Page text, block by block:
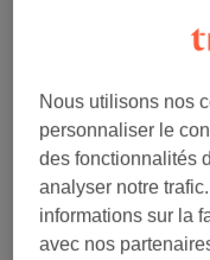
Recherchez dans
Manucure (2)
Pose De Faux Ongles
Beauté Des Pieds (7 )
Nous utilisons nos
personnaliser le
des fonctionnalités
analyser notre
informations sur la
avec nos